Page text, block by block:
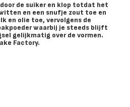
de suiker en klop totdat het
en een snufje zout toe en
en olie toe, vervolgens de
waarbij je steeds blijft
gelijkmatig over de vormen.
Factory.